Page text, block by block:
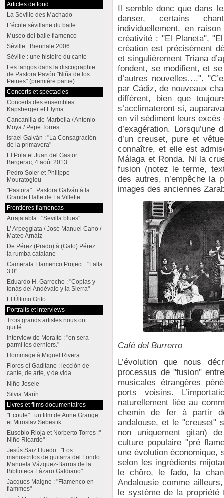
Il semble donc que dans
danser, certains
individuellement, en
créativité : "El Planeta",
création est précisément
et singulièrement Triana
fondent, se modifient, et
d’autres nouvelles….".
par Cádiz, de nouveaux
différent, bien que
s’acclimateront si,
en vil sédiment leurs excès
d’exagération.
d’un creuset, pure et
connaître, et elle est
Málaga et Ronda. Ni la
fusion (notez le terme,
des autres, n’empêche la
images des anciennes
Café del Burrerro
L’évolution que nous
processus de "fusion"
musicales étrangères
ports voisins.
naturellement liée au
chemin de fer à partir
andalouse, et le "creuset"
non uniquement gitan)
culture populaire "pré
une évolution économique,
selon les ingrédients
le chôro, le fado, la
Andalousie comme
le système de la propriété
Articles de fond
La Séville des Machado
L’école sévillane du baile
Museo del baile flamenco
Séville : Biennale 2006
Séville : une histoire du cante
Les tangos dans la discographie
de Pastora Pavón "Niña de los
Peines" (première partie)
Concerts et spectacles
Concerts des ensembles
Kapsberger et Elyma
Cancanilla de Marbella / Antonio
Moya / Pepe Torres
Israel Galván : "La Consagración
de la primavera"
El Pola et Juan del Gastor :
Bergerac, 4 août 2013
Pedro Soler et Philippe
Mouratoglou
"Pastora" : Pastora Galván à la
Grande Halle de La Villette
Frontières flamencas
Arrajatabla : "Sevilla blues"
L’ Arpeggiata / José Manuel Cano /
Mateo Arnáiz
De Pérez (Prado) à (Gato) Pérez :
la rumba catalane
Camerata Flamenco Project : "Falla
3.0"
Eduardo H. Garrocho : "Coplas y
tonás del Andévalo y la Sierra"
El Último Grito
Portraits et interviews
Trois grands artistes nous ont
quitté
Interview de Moraíto : "on sera
parmi les derniers."
Hommage à Miguel Rivera
Flores el Gaditano : lección de
cante, de arte, y de vida.
Niño Josele
Silvia Marín
Livres et films documentaires
"Ecoute" : un film de Anne Grange
et Miroslav Sebestik
Eusebio Rioja et Norberto Torres :"
Niño Ricardo"
Jesús Saiz Huedo : "Los
manuscritos de guitarra del Fondo
Manuela Vázquez-Barros de la
Biblioteca Lázaro Galdiano"
Jacques Maigne : "Flamenco en
flammes"